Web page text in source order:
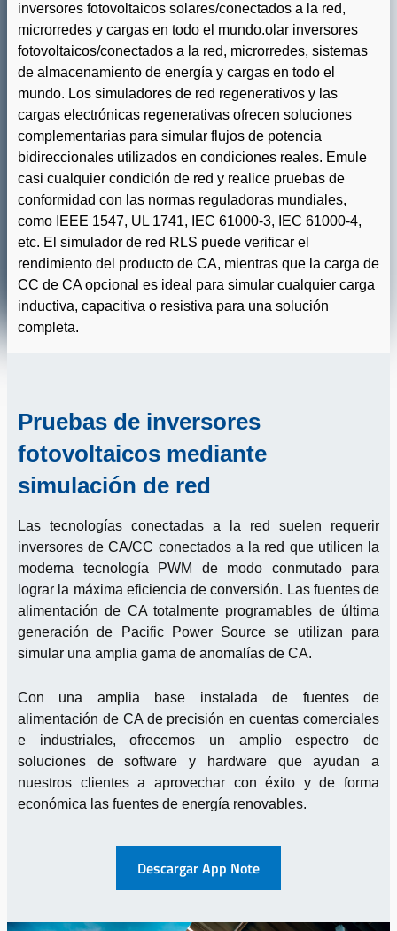
inversores fotovoltaicos solares/conectados a la red,
microrredes y cargas en todo el mundo.olar inversores
fotovoltaicos/conectados a la red, microrredes, sistemas
de almacenamiento de energía y cargas en todo el
mundo. Los simuladores de red regenerativos y las
cargas electrónicas regenerativas ofrecen soluciones
complementarias para simular flujos de potencia
bidireccionales utilizados en condiciones reales. Emule
casi cualquier condición de red y realice pruebas de
conformidad con las normas reguladoras mundiales,
como IEEE 1547, UL 1741, IEC 61000-3, IEC 61000-4,
etc. El simulador de red RLS puede verificar el
rendimiento del producto de CA, mientras que la carga de
CC de CA opcional es ideal para simular cualquier carga
inductiva, capacitiva o resistiva para una solución
completa.
Pruebas de inversores
fotovoltaicos mediante
simulación de red
Las tecnologías conectadas a la red suelen requerir
inversores de CA/CC conectados a la red que utilicen la
moderna tecnología PWM de modo conmutado para
lograr la máxima eficiencia de conversión. Las fuentes de
alimentación de CA totalmente programables de última
generación de Pacific Power Source se utilizan para
simular una amplia gama de anomalías de CA.
Con una amplia base instalada de fuentes de
alimentación de CA de precisión en cuentas comerciales
e industriales, ofrecemos un amplio espectro de
soluciones de software y hardware que ayudan a
nuestros clientes a aprovechar con éxito y de forma
económica las fuentes de energía renovables.
Descargar App Note